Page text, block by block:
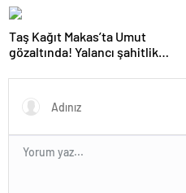
Taş Kağıt Makas’ta Umut
gözaltında! Yalancı şahitlik